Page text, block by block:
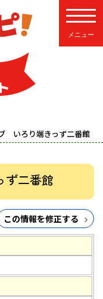
いろり端きっず二番館
二番館
この情報を修正する